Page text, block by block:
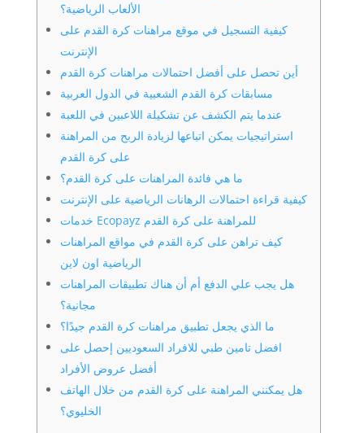
الألعاب الرياضية؟
كيفية التسجيل في موقع مراهنات كرة القدم على
الإنترنت
أين تحصل على أفضل احتمالات مراهنات كرة القدم
مسابقات كرة القدم الشعبية في الدول العربية
عندما يتم الكشف عن تشكيلة اللاعبين في اللعبة
استراتيجيات يمكن اتباعها لزيادة الربح من المراهنة
على كرة القدم
ما هي فائدة المراهنات على كرة القدم؟
كيفية قراءة احتمالات الرهانات الرياضية على الإنترنت
خدمات Ecopayz للمراهنة على كرة القدم
كيف تراهن على كرة القدم في مواقع المراهنات
الرياضية اون لاين
هل يجب علي الدفع أم أن هناك تطبيقات المراهنات
مجانية؟
ما الذي يجعل تطبيق مراهنات كرة القدم جيدًا؟
افضل تامين طبي للافراد السعوديين إحصل على
أفضل عروض الأفراد
هل يمكنني المراهنة على كرة القدم من خلال الهاتف
الخليوي؟